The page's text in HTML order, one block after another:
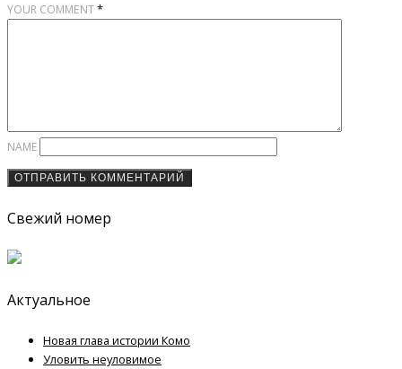
YOUR COMMENT*
NAME
Свежий номер
Актуальное
Новая глава истории Комо
Уловить неуловимое